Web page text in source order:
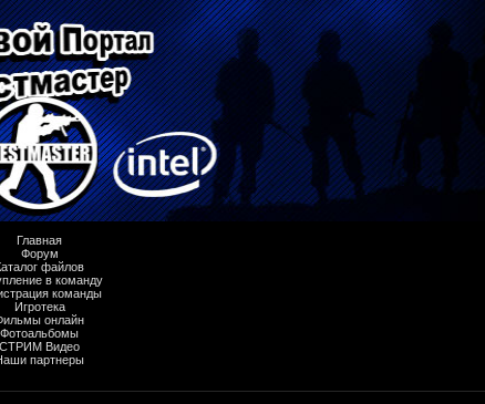
Главная
Форум
файлов
в команду
команды
Игротека
онлайн
Фотоальбомы
СТРИМ Видео
партнеры